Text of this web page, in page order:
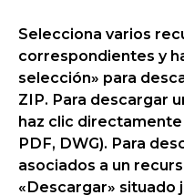
Selecciona varios
correspondientes y
selección» para
ZIP. Para descargar
haz clic
PDF, DWG). Para
asociados a un
«Descargar» situado